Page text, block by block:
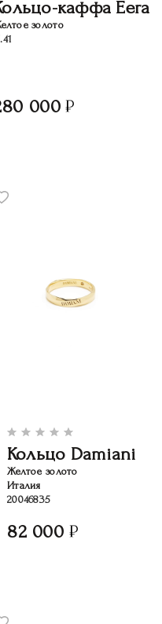
каффа Eera
золото
000
Кольцо Damiani
Желтое золото
Италия
20046835
82 000